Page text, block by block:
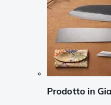
Prodotto in